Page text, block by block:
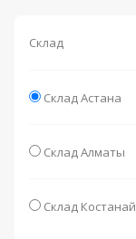
Склад
Склад Астана
Склад Алматы
Склад Костанай